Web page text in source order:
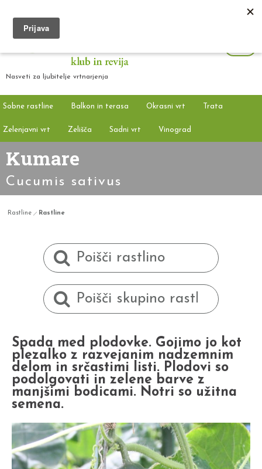
Nasveti za ljubitelje vrtnarjenja
Sobne rastline Balkon in terasa Okrasni vrt Trata
Zelenjavni vrt Zelišča Sadni vrt Vinograd
Kumare
Cucumis sativus
Rastline Rastline
Spada med plodovke. Gojimo jo kot
plezalko z razvejanim nadzemnim
delom in srčastimi listi. Plodovi so
podolgovati in zelene barve z
manjšimi bodicami. Notri so užitna
semena.